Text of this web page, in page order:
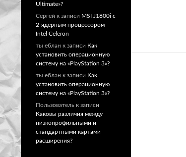
Ultimate»?
Сергей к записи MSI J1800i с
2-ядерным процессором
Intel Celeron
ты еблан к записи Как
установить операционную
систему на «PlayStation 3»?
ты еблан к записи Как
установить операционную
систему на «PlayStation 3»?
Пользователь к записи
Каковы различия между
низкопрофильными и
стандартными картами
расширения?